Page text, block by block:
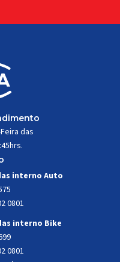
das
interno Auto
0801
interno Bike
0801